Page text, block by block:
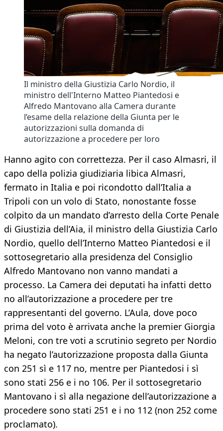
Il ministro della Giustizia Carlo Nordio, il
ministro dell'Interno Matteo Piantedosi e
Alfredo Mantovano alla Camera durante
l’esame della relazione della Giunta per le
autorizzazioni sulla domanda di
autorizzazione a procedere per loro
Hanno agito con correttezza. Per il caso Almasri, il
capo della polizia giudiziaria libica Almasri,
fermato in Italia e poi ricondotto dall’Italia a
Tripoli con un volo di Stato, nonostante fosse
colpito da un mandato d’arresto della Corte Penale
di Giustizia dell’Aia, il ministro della Giustizia Carlo
Nordio, quello dell’Interno Matteo Piantedosi e il
sottosegretario alla presidenza del Consiglio
Alfredo Mantovano non vanno mandati a
processo. La Camera dei deputati ha infatti detto
no all’autorizzazione a procedere per tre
rappresentanti del governo. L’Aula, dove poco
prima del voto è arrivata anche la premier Giorgia
Meloni, con tre voti a scrutinio segreto per Nordio
ha negato l’autorizzazione proposta dalla Giunta
con 251 sì e 117 no, mentre per Piantedosi i sì
sono stati 256 e i no 106. Per il sottosegretario
Mantovano i sì alla negazione dell’autorizzazione a
procedere sono stati 251 e i no 112 (non 252 come
proclamato).